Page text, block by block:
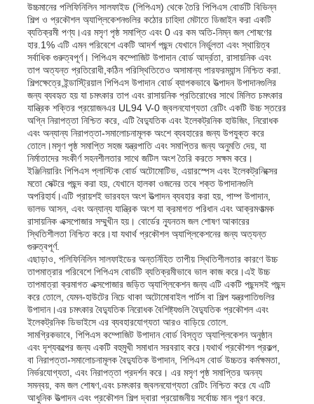
উচ্চমানের পলিফিনিলিন সালফাইড (পিপিএস) থেকে তৈরি পিপিএস বোর্ডটি বিভিন্ন
শিল্প ও প্রকৌশল অ্যাপ্লিকেশনগুলির কঠোর চাহিদা মেটাতে ডিজাইন করা একটি
ব্যতিক্রমী পণ্য।এর মসৃণ পৃষ্ঠ সমাপ্তি এবং 0 এর কম অতি-নিম্ন জল শোষণের
হার.1% এটি এমন পরিবেশে একটি আদর্শ পছন্দ যেখানে নির্ভুলতা এবং স্থায়িত্ব
সর্বাধিক গুরুত্বপূর্ণ। পিপিএস কম্পোজিট উপাদান বোর্ড আর্দ্রতা, রাসায়নিক এবং
তাপ অত্যন্ত প্রতিরোধী,কঠিন পরিস্থিতিতেও অসামান্য পারফরম্যান্স নিশ্চিত করা.
শিল্পক্ষেত্রে,ইন্ডাস্ট্রিয়াল পিপিএস উপাদান বোর্ড ব্যাপকভাবে উত্পাদন উপাদানগুলির
জন্য ব্যবহৃত হয় যা চমৎকার তাপ এবং রাসায়নিক প্রতিরোধের সাথে মিলিত চমৎকার
যান্ত্রিক শক্তির প্রয়োজনএর UL94 V-0 জ্বলনযোগ্যতা রেটিং একটি উচ্চ স্তরের
অগ্নি নিরাপত্তা নিশ্চিত করে, এটি বৈদ্যুতিক এবং ইলেকট্রনিক হাউজিং, নিরোধক
এবং অন্যান্য নিরাপত্তা-সমালোচনামূলক অংশে ব্যবহারের জন্য উপযুক্ত করে
তোলে।মসৃণ পৃষ্ঠ সমাপ্তি সহজ যন্ত্রপাতি এবং সমাপ্তির জন্য অনুমতি দেয়, যা
নির্মাতাদের সংকীর্ণ সহনশীলতার সাথে জটিল অংশ তৈরি করতে সক্ষম করে।
ইঞ্জিনিয়ারিং পিপিএস প্লাস্টিক বোর্ড অটোমোটিভ, এয়ারস্পেস এবং ইলেকট্রনিক্সের
মতো সেক্টরে পছন্দ করা হয়, যেখানে হালকা ওজনের তবে শক্ত উপাদানগুলি
অপরিহার্য।এটি প্রায়শই ভারবহন অংশ উত্পাদন ব্যবহার করা হয়, পাম্প উপাদান,
ভালভ আসন, এবং অন্যান্য যান্ত্রিক অংশ যা ক্রমাগত পরিধান এবং আক্রমণাত্মক
রাসায়নিক এক্সপোজার সম্মুখীন হয়। বোর্ডের ন্যূনতম জল শোষণ আকারের
স্থিতিশীলতা নিশ্চিত করে।যা যথার্থ প্রকৌশল অ্যাপ্লিকেশনের জন্য অত্যন্ত
গুরুত্বপূর্ণ.
এছাড়াও, পলিফিনিলিন সালফাইডের অন্তর্নিহিত তাপীয় স্থিতিশীলতার কারণে উচ্চ
তাপমাত্রার পরিবেশে পিপিএস বোর্ডটি ব্যতিক্রমীভাবে ভাল কাজ করে।এই উচ্চ
তাপমাত্রা ক্রমাগত এক্সপোজার জড়িত অ্যাপ্লিকেশন জন্য এটি একটি পছন্দসই পছন্দ
করে তোলে, যেমন-হাউটের নিচে থাকা অটোমোবাইল পার্টস বা শিল্প যন্ত্রপাতিগুলির
উপাদান।এর চমৎকার বৈদ্যুতিক নিরোধক বৈশিষ্ট্যগুলি বৈদ্যুতিক প্রকৌশল এবং
ইলেকট্রনিক ডিভাইসে এর ব্যবহারযোগ্যতা আরও বাড়িয়ে তোলে.
সামগ্রিকভাবে, পিপিএস কম্পোজিট উপাদান বোর্ড বিস্তৃত অ্যাপ্লিকেশন অনুষ্ঠান
এবং দৃশ্যকল্পের জন্য একটি বহুমুখী সমাধান সরবরাহ করে।যথার্থ প্রকৌশল প্রকল্প,
বা নিরাপত্তা-সমালোচনামূলক বৈদ্যুতিক উপাদান, পিপিএস বোর্ড উচ্চতর কর্মক্ষমতা,
নির্ভরযোগ্যতা, এবং নিরাপত্তা প্রদর্শন করে। এর মসৃণ পৃষ্ঠ সমাপ্তির অনন্য
সমন্বয়, কম জল শোষণ,এবং চমৎকার জ্বলনযোগ্যতা রেটিং নিশ্চিত করে যে এটি
আধুনিক উত্পাদন এবং প্রকৌশল শিল্প দ্বারা প্রয়োজনীয় সর্বোচ্চ মান পূরণ করে.